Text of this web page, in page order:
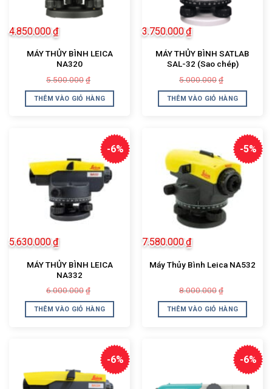
MÁY THỦY BÌNH LEICA
NA320
5.500.000 ₫
là:
5.500.000₫.
4.850.000₫
tại
là:
THÊM VÀO GIỎ HÀNG
MÁY THỦY BÌNH SATLAB
SAL-32 (Sao chép)
5.000.000 ₫
là:
5.000.000₫.
3.750.000₫
tại
là:
THÊM VÀO GIỎ HÀNG
-6%
MÁY THỦY BÌNH LEICA
NA332
6.000.000 ₫
là:
6.000.000₫.
5.630.000₫
tại
là:
THÊM VÀO GIỎ HÀNG
-5%
Máy Thủy Bình Leica NA532
8.000.000 ₫
là:
8.000.000₫.
7.580.000₫
tại
là:
THÊM VÀO GIỎ HÀNG
-6% -6%